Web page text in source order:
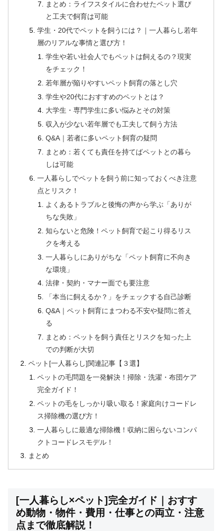
まとめ：ライフスタイルに合わせたペット選び
と工夫で飼育は可能
学生・20代でペットを飼うには？｜一人暮らし若年
層のリアルな事情と選び方！
学生や若い社会人でもペットは飼えるの？現実
をチェック！
若年層が陥りやすいペット飼育の落とし穴
学生や20代におすすめのペットとは？
大学生・専門学生に多い悩みとその対策
収入が少ない若年層でも工夫して飼う方法
Q&A｜若者に多いペット飼育の疑問
まとめ：若くても責任を持てばペットとの暮ら
しは可能
一人暮らしでペットを飼う前に知っておくべき注意
点とリスク！
よくあるトラブルと後悔の声から学ぶ「ありが
ちな失敗」
知らないと危険！ペット飼育で起こり得るリス
クを考える
一人暮らしにありがちな「ペット飼育に不向き
な環境」
法律・契約・マナー面でも要注意
「本当に飼えるか？」をチェックする自己診断
Q&A｜ペット飼育にまつわる不安や疑問に答え
る
まとめ：ペットを飼う責任とリスクを知った上
での判断が大切
ペット[一人暮らし]関連記事【３選】
ペットの毛問題を一発解決！掃除・洗濯・布団ケア
完全ガイド！
ペットの毛をしっかり吸い取る！家庭向けコードレ
ス掃除機の選び方！
一人暮らしに最適な掃除機！収納に困らないコンパ
クトコードレスモデル！
まとめ
[一人暮らし×ペット]完全ガイド｜おすす
め動物・物件・費用・仕事との両立・注意
点まで徹底解説！